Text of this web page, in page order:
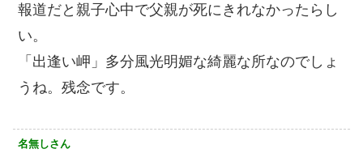
報道だと親子心中で父親が死にきれなかったらし
い。
「出逢い岬」多分風光明媚な綺麗な所なのでしょ
うね。残念です。
名無しさん